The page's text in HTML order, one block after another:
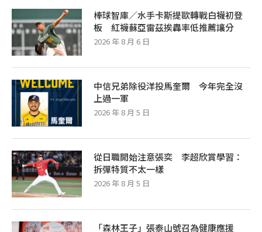
棒球智庫／水手卡斯提歐轉戰白襪初登
板 紅襪蘇亞雷茲挨轟率低推薦讓分
2026 年 8 月 6 日
中信兄弟除役洋投馬奎爾 今年完全沒
上過一軍
2026 年 8 月 5 日
從日職開始注意張奕 李超欣賞學習：
拆彈特質不太一樣
2026 年 8 月 5 日
「森林王子」張泰山號召為健康應援